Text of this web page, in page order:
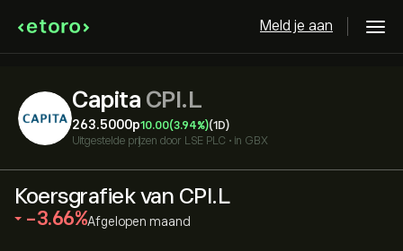
Meld je aan
Capita CPI.L
263.5000‎p‎10.00(3.94%)(1D)
Uitgestelde prijzen door LSE PLC • in GBX
Koersgrafiek van CPI.L
‎-3.66‎ Afgelopen maand